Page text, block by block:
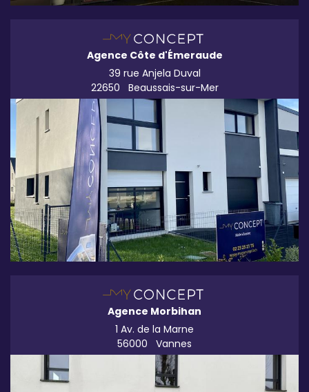
Agence Côte d'Émeraude
39 rue Anjela Duval
22650
Beaussais-sur-Mer
Agence Morbihan
1 Av. de la Marne
56000
Vannes